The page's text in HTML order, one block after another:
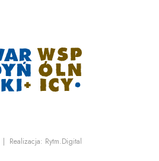
Uwaga, link
Uwaga, link zostanie otwarty w nowym oknie
Realizacja: Rytm.Digital